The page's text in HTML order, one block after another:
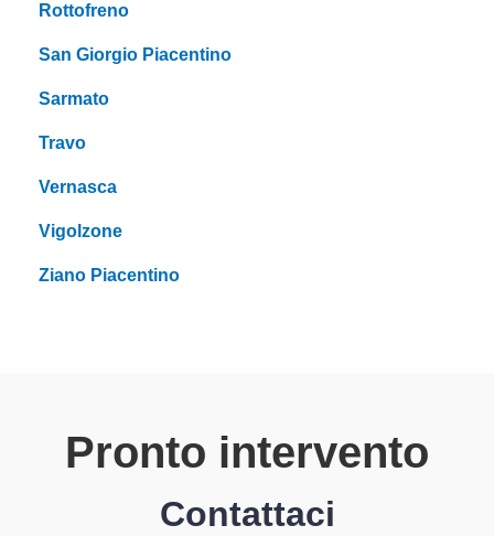
Rottofreno
San Giorgio Piacentino
Sarmato
Travo
Vernasca
Vigolzone
Ziano Piacentino
Pronto intervento
Contattaci